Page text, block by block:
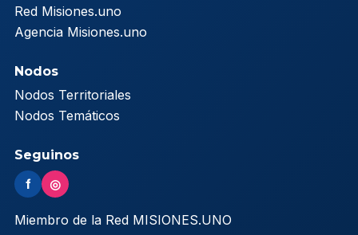
Red Misiones.uno
Agencia Misiones.uno
Nodos
Nodos Territoriales
Nodos Temáticos
Seguinos
f ◎
Miembro de la Red MISIONES.UNO